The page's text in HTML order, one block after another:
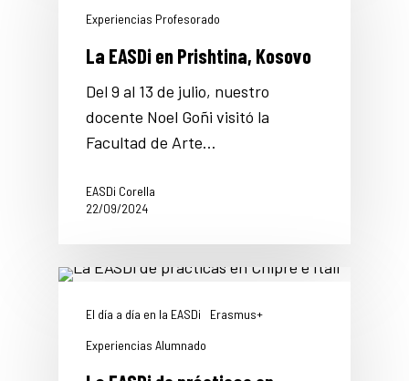
Experiencias Profesorado
La EASDi en Prishtina, Kosovo
Del 9 al 13 de julio, nuestro
docente Noel Goñi visitó la
Facultad de Arte…
EASDi Corella
22/09/2024
El día a día en la EASDi
Erasmus+
Experiencias Alumnado